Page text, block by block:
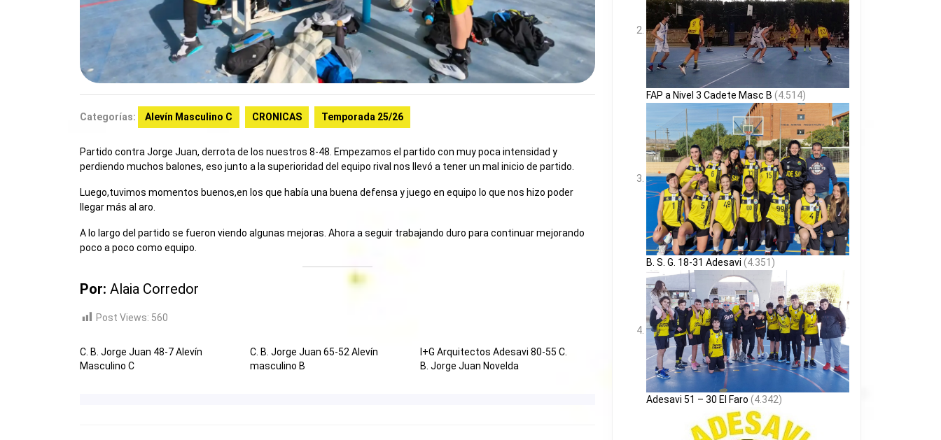
Categorías: Alevín Masculino C CRONICAS Temporada 25/26
Partido contra Jorge Juan, derrota de los nuestros 8-48. Empezamos el partido con muy poca intensidad y
perdiendo muchos balones, eso junto a la superioridad del equipo rival nos llevó a tener un mal inicio de partido.
Luego,tuvimos momentos buenos,en los que había una buena defensa y juego en equipo lo que nos hizo poder
llegar más al aro.
A lo largo del partido se fueron viendo algunas mejoras. Ahora a seguir trabajando duro para continuar mejorando
poco a poco como equipo.
Por: Alaia Corredor
Post Views: 560
C. B. Jorge Juan 48-7 Alevín
Masculino C
C. B. Jorge Juan 65-52 Alevín
masculino B
I+G Arquitectos Adesavi 80-55 C.
B. Jorge Juan Novelda
FAP a Nivel 3 Cadete Masc B (4.514)
B. S. G. 18-31 Adesavi (4.351)
Adesavi 51 – 30 El Faro (4.342)